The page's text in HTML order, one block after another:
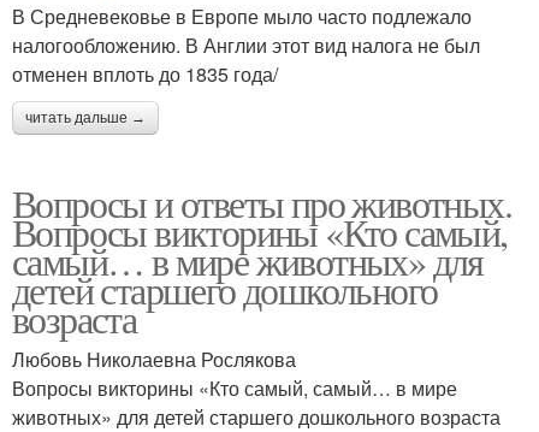
В Средневековье в Европе мыло часто подлежало
налогообложению. В Англии этот вид налога не был
отменен вплоть до 1835 года/
читать дальше →
Вопросы и ответы про животных.
Вопросы викторины «Кто самый,
самый… в мире животных» для
детей старшего дошкольного
возраста
Любовь Николаевна Рослякова
Вопросы викторины «Кто самый, самый… в мире
животных» для детей старшего дошкольного возраста